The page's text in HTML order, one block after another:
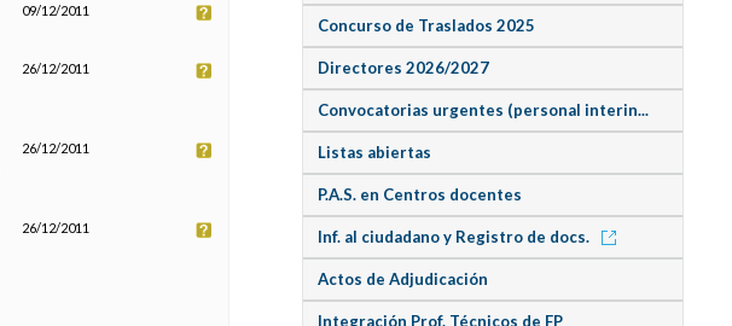
09/12/2011
26/12/2011
26/12/2011
26/12/2011
Concurso de Traslados 2025
Directores 2026/2027
Convocatorias urgentes (personal interin...
Listas abiertas
P.A.S. en Centros docentes
Inf. al ciudadano y Registro de docs.
Actos de Adjudicación
Integración Prof. Técnicos de FP